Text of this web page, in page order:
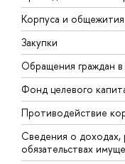
Корпуса и общежития
Закупки
Обращения граждан
Фонд целевого
Противодействие
Сведения о доходах,
обязательствах